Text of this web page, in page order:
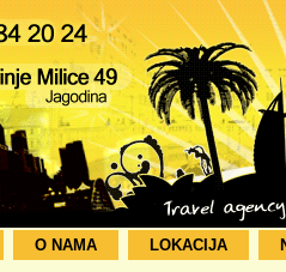
O NAMA LOKACIJA